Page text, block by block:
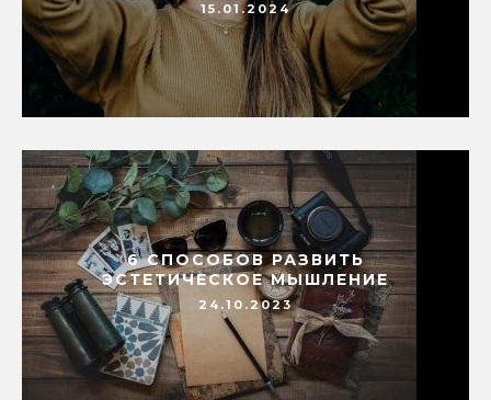
15.01.2024
6 СПОСОБОВ РАЗВИТЬ
ЭСТЕТИЧЕСКОЕ МЫШЛЕНИЕ
24.10.2023